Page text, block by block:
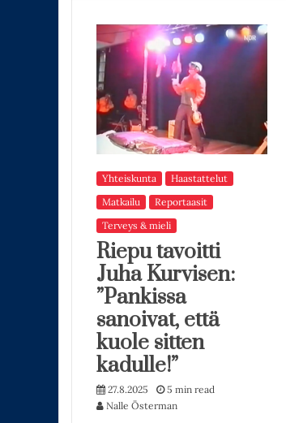
Yhteiskunta
Haastattelut
Matkailu
Reportaasit
Terveys & mieli
Riepu tavoitti
Juha Kurvisen:
”Pankissa
sanoivat, että
kuole sitten
kadulle!”
27.8.2025
5 min read
Nalle Österman